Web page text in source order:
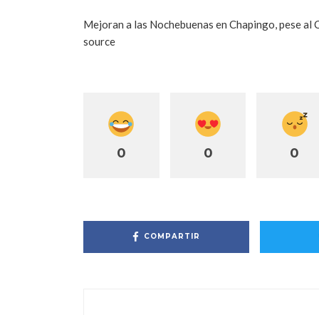
Mejoran a las Nochebuenas en Chapingo, pese al
source
0 0 0
COMPARTIR